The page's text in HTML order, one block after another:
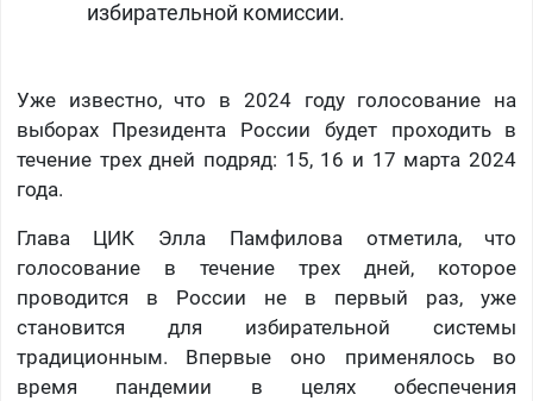
избирательной комиссии.
Уже известно, что в 2024 году голосование на
выборах Президента России будет проходить в
течение трех дней подряд: 15, 16 и 17 марта 2024
года.
Глава ЦИК Элла Памфилова отметила, что
голосование в течение трех дней, которое
проводится в России не в первый раз, уже
становится для избирательной системы
традиционным. Впервые оно применялось во
время пандемии в целях обеспечения